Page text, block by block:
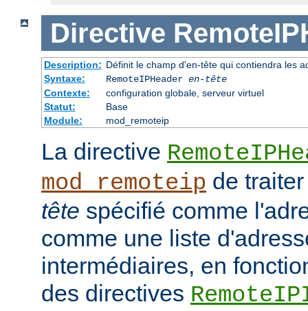
Directive
Description: Définit le champ d'en-tête qui contiendra les
Syntaxe:
RemoteIPHeader en-tête
Contexte:
configuration globale, serveur virtuel
Statut:
Base
Module:
mod_remoteip
La directive
mod_remoteip de
tête spécifié comme
comme une liste
intermédiaires, en
des directives